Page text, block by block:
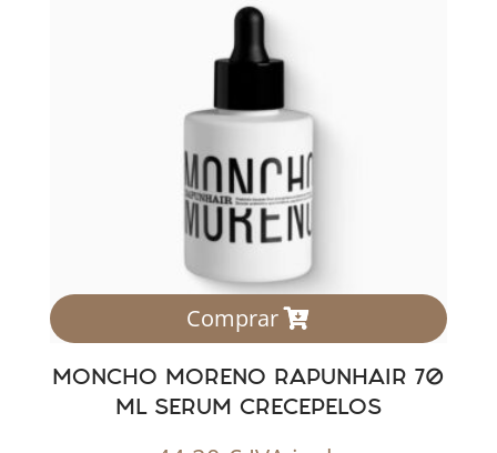
Comprar
MONCHO MORENO RAPUNHAIR 70
ML SERUM CRECEPELOS